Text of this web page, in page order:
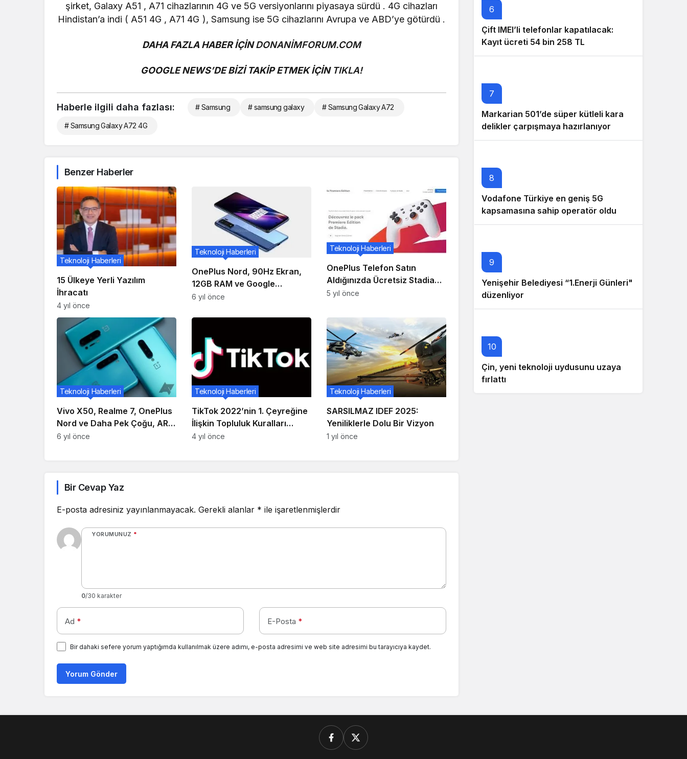
şirket, Galaxy A51 , A71 cihazlarının 4G ve 5G versiyonlarını piyasaya sürdü . 4G cihazları
Hindistan’a indi ( A51 4G , A71 4G ), Samsung ise 5G cihazlarını Avrupa ve ABD’yegötürdü .
DAHA FAZLA HABER İÇİNDONANİMFORUM.COM
GOOGLE NEWS’DE BİZİ TAKİP ETMEK İÇİN TIKLA!
Haberle ilgili daha fazlası: # Samsung # samsung galaxy # Samsung Galaxy A72
# Samsung Galaxy A72 4G
Benzer Haberler
15 Ülkeye Yerli Yazılım
İhracatı
Teknoloji Haberleri
4 yıl önce
OnePlus Nord, 90Hz Ekran,
12GB RAM ve Google
Uygulamaları ile Gelecek
Teknoloji Haberleri
6 yıl önce
OnePlus Telefon Satın
Aldığınızda Ücretsiz Stadia
Premiere Edition’ı Edinin
Teknoloji Haberleri
5 yıl önce
Vivo X50, Realme 7, OnePlus
Nord ve Daha Pek Çoğu, AR
İçin Google Play Hizmetleri
Teknoloji Haberleri
6 yıl önce
TikTok 2022’nin 1. Çeyreğine
İlişkin Topluluk Kuralları
Uygulama Raporu’nu açıkladı
Teknoloji Haberleri
4 yıl önce
SARSILMAZ IDEF 2025:
Yeniliklerle Dolu Bir Vizyon
Teknoloji Haberleri
1 yıl önce
Bir Cevap Yaz
E-posta adresiniz yayınlanmayacak. Gerekli alanlar * ile işaretlenmişlerdir
YORUMUNUZ *
0/30 karakter
Ad * E-Posta *
Bir dahaki sefere yorum yaptığımda kullanılmak üzere adımı, e-posta adresimi ve web site adresimi bu tarayıcıya kaydet.
Yorum Gönder
6
Çift IMEI’li telefonlar kapatılacak:
Kayıt ücreti 54 bin 258 TL
7
Markarian 501’de süper kütleli kara
delikler çarpışmaya hazırlanıyor
8
Vodafone Türkiye en geniş 5G
kapsamasına sahip operatör oldu
9
Yenişehir Belediyesi “1.Enerji Günleri"
düzenliyor
10
Çin, yeni teknoloji uydusunu uzaya
fırlattı